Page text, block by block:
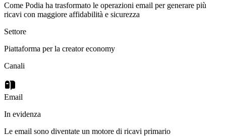
Come Podia ha trasformato le operazioni email per generare più
ricavi con maggiore affidabilità e sicurezza
Settore
Piattaforma per la creator economy
Canali
Email
In evidenza
Le email sono diventate un motore di ricavi primario